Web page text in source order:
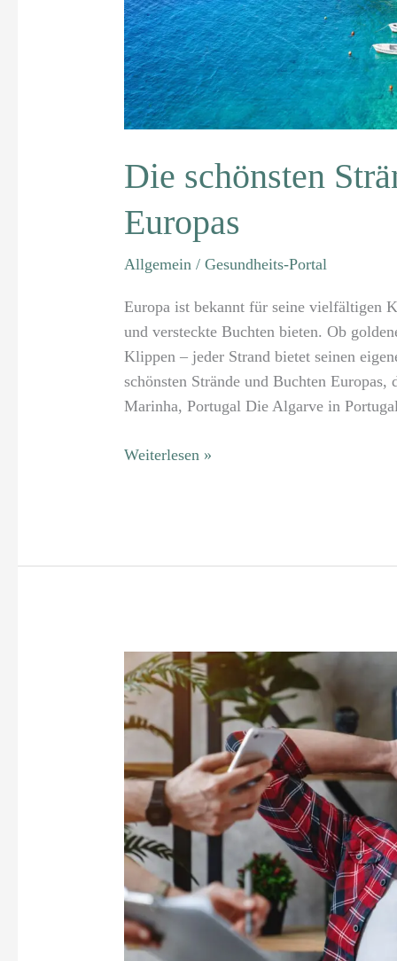
Die schönsten
Europas
Allgemein /Gesundheits-Portal
Europa ist bekannt für seine vielfältigen
und versteckte Buchten bieten. Ob
Klippen – jeder Strand bietet seinen
schönsten Strände und Buchten
Marinha, Portugal Die Algarve in
Weiterlesen »
Natürliche
Wege
zur
Stressbewältigung:
Traditionelle
Heilmethoden